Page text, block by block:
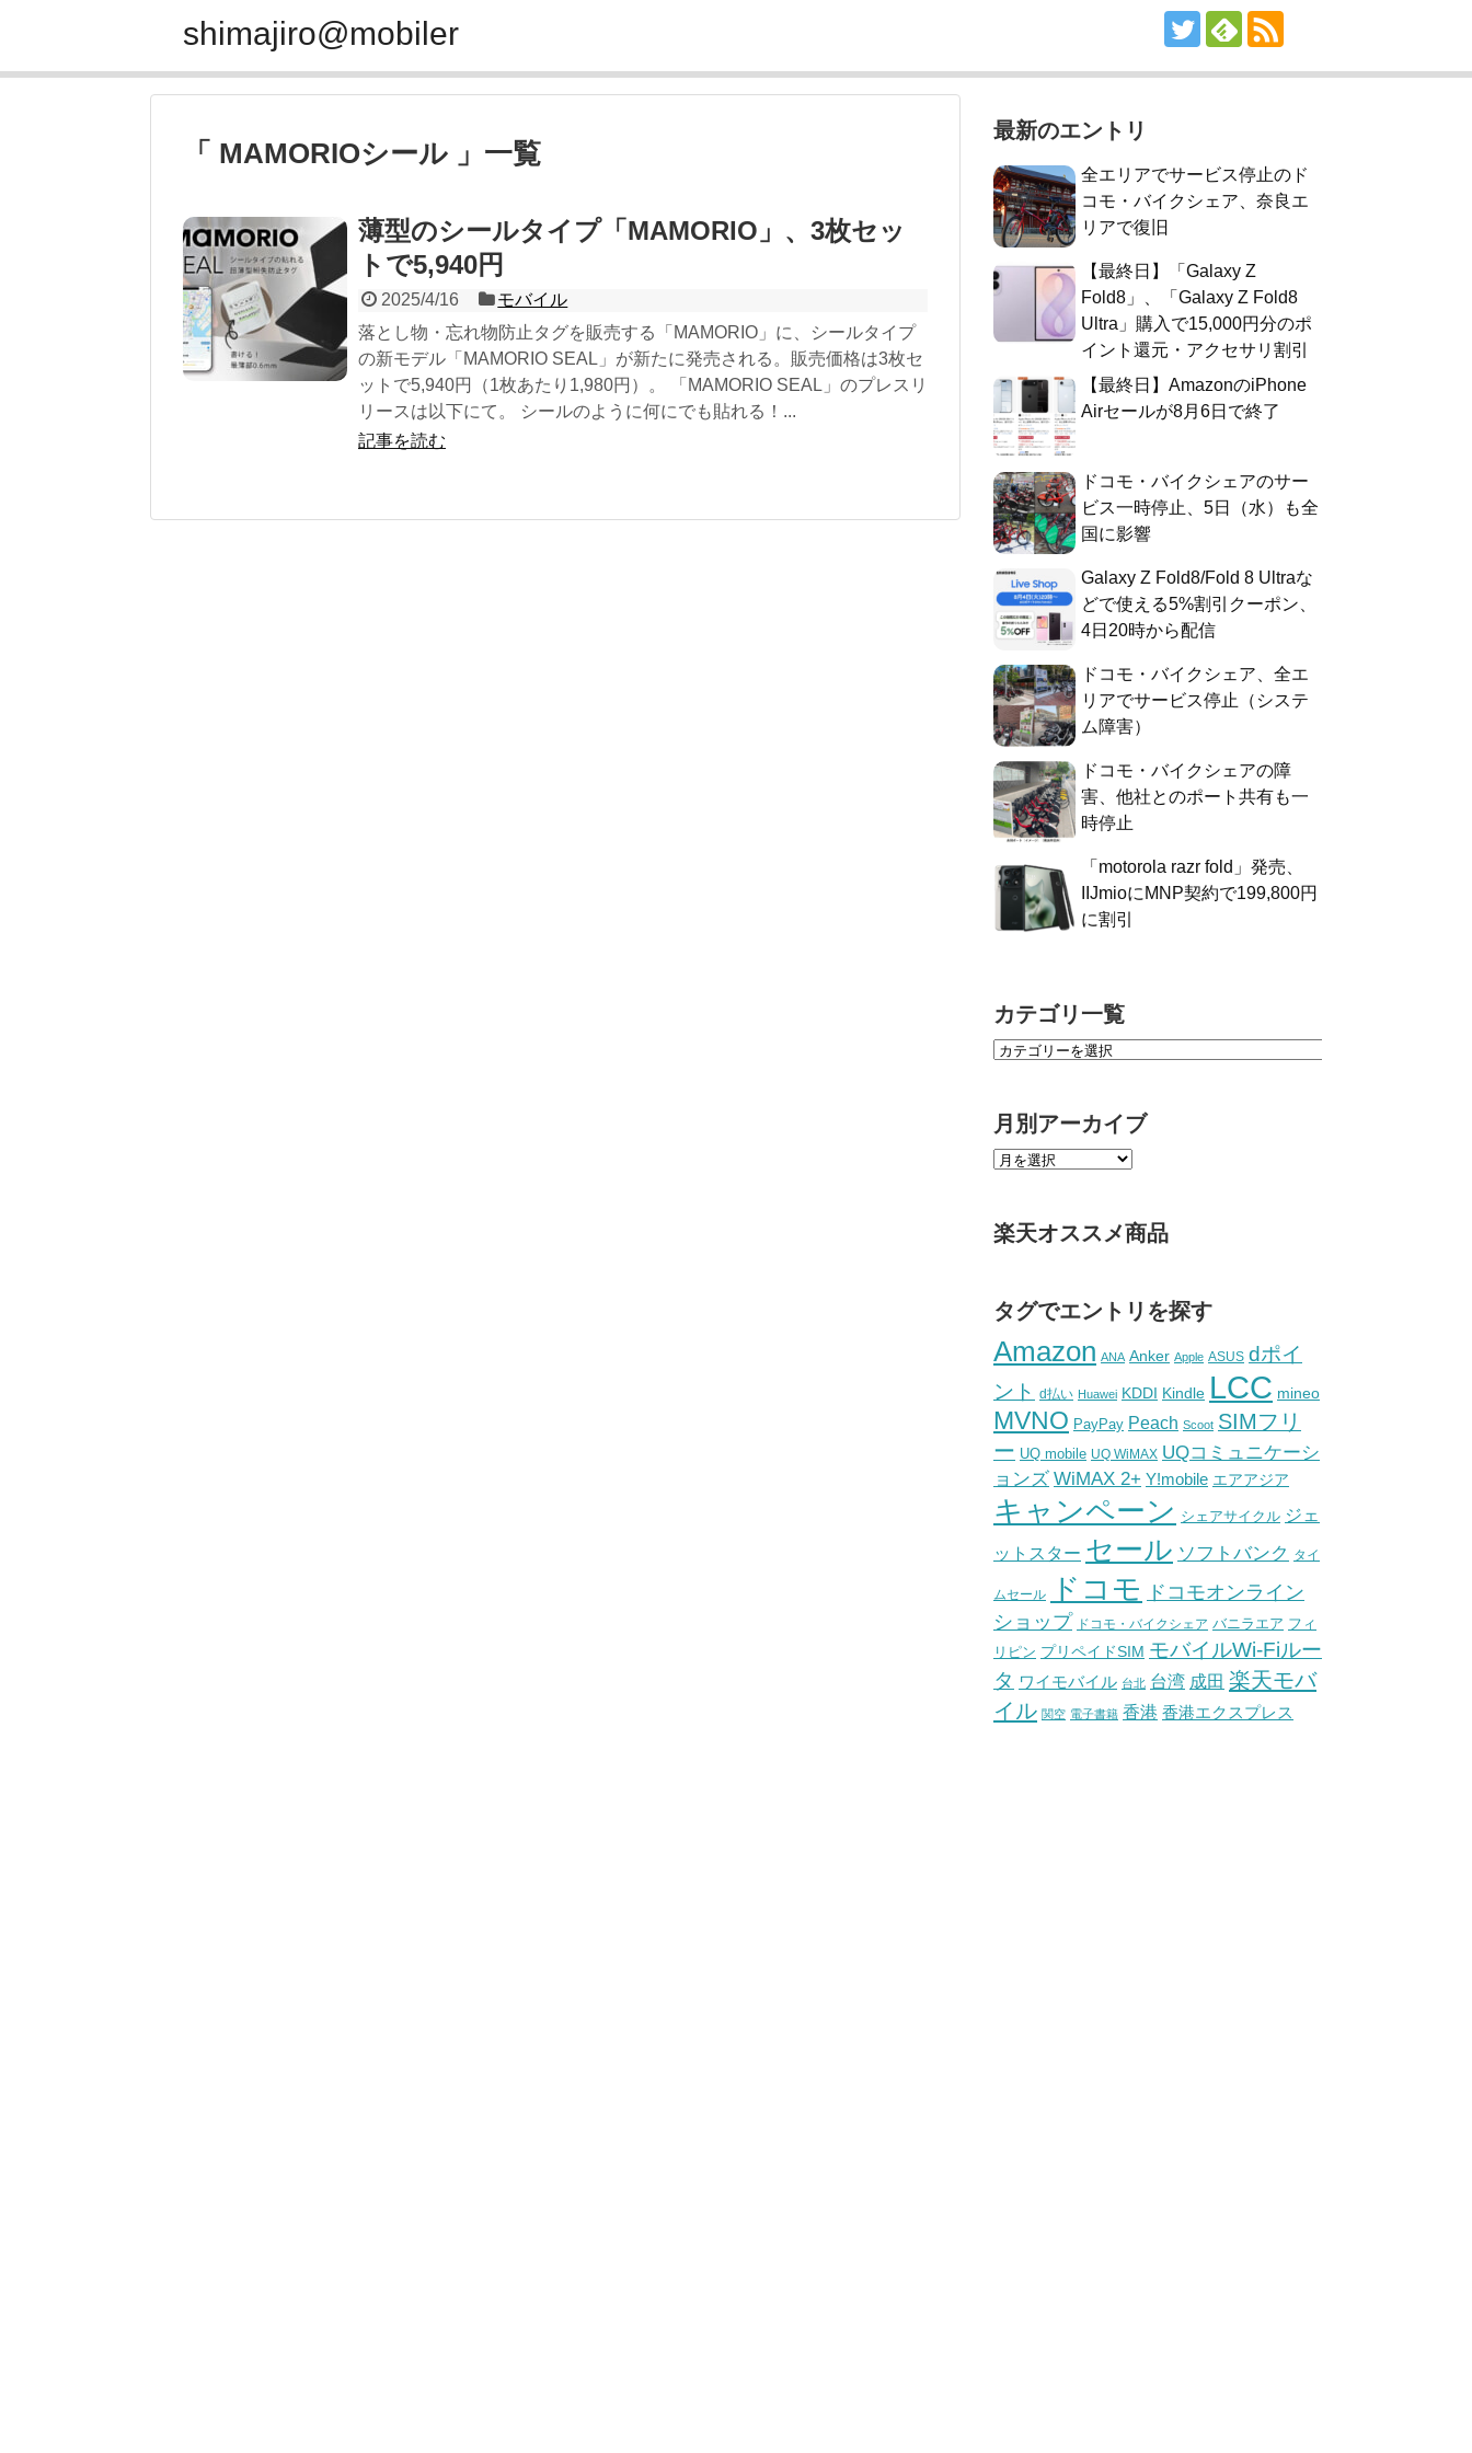
shimajiro@mobiler
「 MAMORIOシール 」一覧
薄型のシールタイプ「MAMORIO」、3枚セッ
トで5,940円
2025/4/16
モバイル
落とし物・忘れ物防止タグを販売する「MAMORIO」に、シールタイプ
の新モデル「MAMORIO SEAL」が新たに発売される。販売価格は3枚セ
ットで5,940円（1枚あたり1,980円）。 「MAMORIO SEAL」のプレスリ
リースは以下にて。 シールのように何にでも貼れる！...
記事を読む
最新のエントリ
全エリアでサービス停止のド
コモ・バイクシェア、奈良エ
リアで復旧
【最終日】「Galaxy Z
Fold8」、「Galaxy Z Fold8
Ultra」購入で15,000円分のポ
イント還元・アクセサリ割引
【最終日】AmazonのiPhone
Airセールが8月6日で終了
ドコモ・バイクシェアのサー
ビス一時停止、5日（水）も全
国に影響
Galaxy Z Fold8/Fold 8 Ultraな
どで使える5%割引クーポン、
4日20時から配信
ドコモ・バイクシェア、全エ
リアでサービス停止（システ
ム障害）
ドコモ・バイクシェアの障
害、他社とのポート共有も一
時停止
「motorola razr fold」発売、
IIJmioにMNP契約で199,800円
に割引
カテゴリ一覧
月別アーカイブ
楽天オススメ商品
タグでエントリを探す
Amazon ANA Anker Apple ASUS dポイ
ント
d払い Huawei KDDI Kindle LCC mineo
MVNO PayPay Peach Scoot SIMフリ
ー UQ mobile UQ WiMAX UQコミュニケーシ
ョンズ WiMAX 2+ Y!mobile エアアジア
キャンペーン シェアサイクル ジェ
ットスター セール ソフトバンク タイ
ムセール ドコモ
ドコモオンライン
ショップ ドコモ・バイクシェア バニラエア フィ
リピン プリペイドSIM モバイルWi-Fiルー
タ ワイモバイル 台北 台湾 成田 楽天モバ
イル 関空 電子書籍 香港 香港エクスプレス